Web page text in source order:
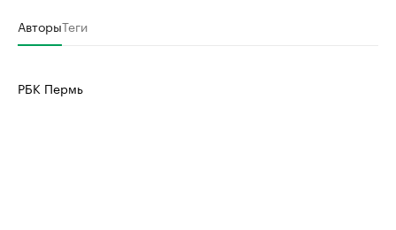
АвторыТеги
РБК Пермь